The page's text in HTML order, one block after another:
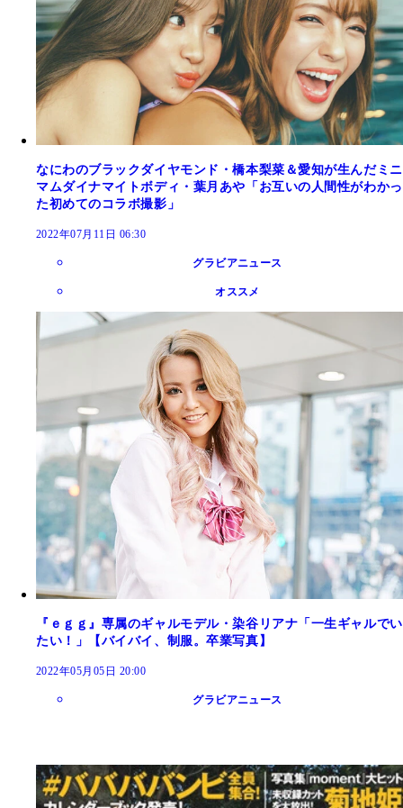
なにわのブラックダイヤモンド・橋本梨菜＆愛知が生んだミニ
マムダイナマイトボディ・葉月あや「お互いの人間性がわかっ
た初めてのコラボ撮影」
2022年07月11日 06:30
グラビアニュース
オススメ
『ｅｇｇ』専属のギャルモデル・染谷リアナ「一生ギャルでい
たい！」【バイバイ、制服。卒業写真】
2022年05月05日 20:00
グラビアニュース